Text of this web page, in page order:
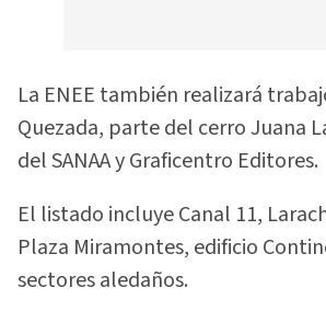
La ENEE también realizará
Quezada, parte del cerro Juana
del SANAA y Graficentro Editores.
El listado incluye Canal 11,
Plaza Miramontes, edificio
sectores aledaños.